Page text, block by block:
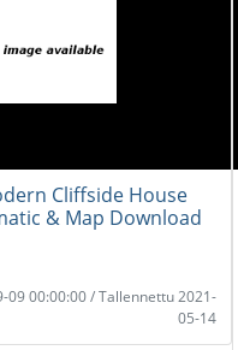
Cliffside House
& Map Download
09 00:00:00 / Tallennettu 2021-
05-14